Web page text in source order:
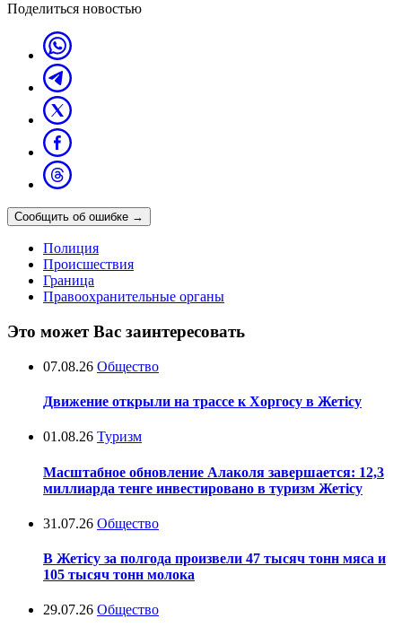
Поделиться новостью
Сообщить об ошибке →
Полиция
Происшествия
Граница
Правоохранительные органы
Это может Вас заинтересовать
07.08.26 Общество
Движение открыли на трассе к Хоргосу в Жетісу
01.08.26 Туризм
Масштабное обновление Алаколя завершается: 12,3
миллиарда тенге инвестировано в туризм Жетісу
31.07.26 Общество
В Жетісу за полгода произвели 47 тысяч тонн мяса и
105 тысяч тонн молока
29.07.26 Общество